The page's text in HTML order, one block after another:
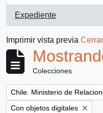
Expediente
, 1 resultados
Imprimir vista previa Cerrar
Colecciones
Remove filter:
Chile. Ministerio de
Remove filter:
Con objetos digitales